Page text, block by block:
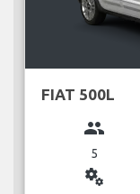
FIAT 500L
group
5
miscellaneous_services